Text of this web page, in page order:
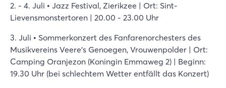
2. - 4. Juli • Jazz Festival, Zierikzee | Ort: Sint-
Lievensmonstertoren | 20.00 - 23.00 Uhr
3. Juli • Sommerkonzert des Fanfarenorchesters des
Musikvereins Veere's Genoegen, Vrouwenpolder | Ort:
Camping Oranjezon (Koningin Emmaweg 2) | Beginn:
19.30 Uhr (bei schlechtem Wetter entfällt das Konzert)